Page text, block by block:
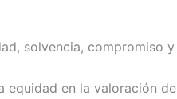
solvencia, compromiso
equidad en la valoración